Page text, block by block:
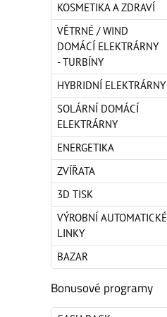
KOSMETIKA A ZDRAVÍ
VĚTRNÉ / WIND
DOMÁCÍ ELEKTRÁRNY
- TURBÍNY
HYBRIDNÍ ELEKTRÁRNY
SOLÁRNÍ DOMÁCÍ
ELEKTRÁRNY
ENERGETIKA
ZVÍŘATA
3D TISK
VÝROBNÍ AUTOMATICKÉ
LINKY
BAZAR
Bonusové programy